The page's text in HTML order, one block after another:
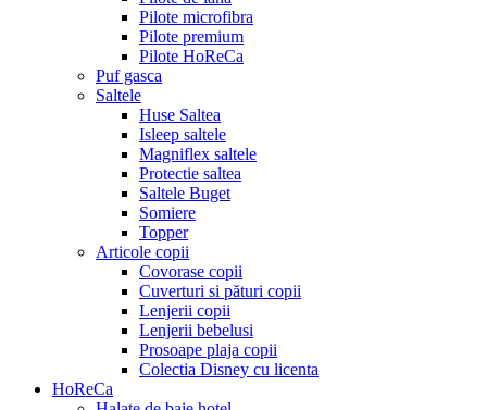
Pilote microfibra
Pilote premium
Pilote HoReCa
Puf gasca
Saltele
Huse Saltea
Isleep saltele
Magniflex saltele
Protectie saltea
Saltele Buget
Somiere
Topper
Articole copii
Covorase copii
Cuverturi si pături copii
Lenjerii copii
Lenjerii bebelusi
Prosoape plaja copii
Colectia Disney cu licenta
HoReCa